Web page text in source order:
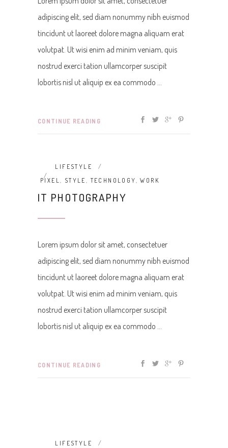
adipiscing elit, sed diam nonummy nibh euismod
tincidunt ut laoreet dolore magna aliquam erat
volutpat. Ut wisi enim ad minim veniam, quis
nostrud exerci tation ullamcorper suscipit
lobortis nisl ut aliquip ex ea commodo
CONTINUE READING
LIFESTYLE
PIXEL, STYLE , TECHNOLOGY,WORK
IT PHOTOGRAPHY
Lorem ipsum dolor sit amet, consectetuer
adipiscing elit, sed diam nonummy nibh euismod
tincidunt ut laoreet dolore magna aliquam erat
volutpat. Ut wisi enim ad minim veniam, quis
nostrud exerci tation ullamcorper suscipit
lobortis nisl ut aliquip ex ea commodo
CONTINUE READING
LIFESTYLE